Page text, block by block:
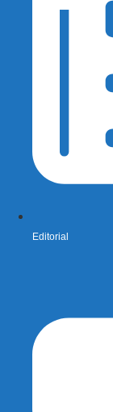
Editorial